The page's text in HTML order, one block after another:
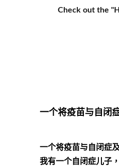
Check out the
一个将疫苗与自闭
一个将疫苗与自闭症
我有一个自闭症儿子